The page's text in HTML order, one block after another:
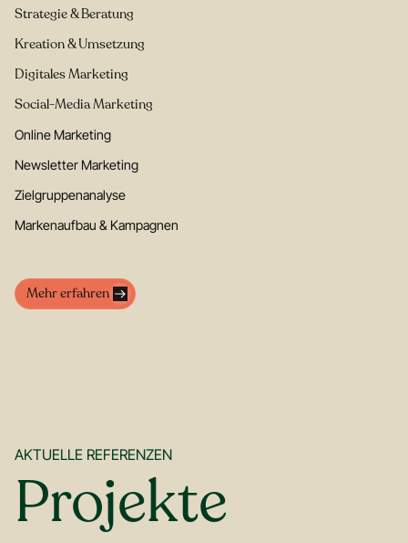
Strategie & Beratung
Kreation & Umsetzung
Digitales Marketing
Social-Media Marketing
Online Marketing
Newsletter Marketing
Zielgruppenanalyse
Markenaufbau & Kampagnen
Mehr erfahren
AKTUELLE REFERENZEN
Projekte